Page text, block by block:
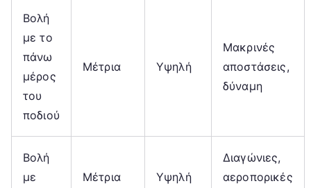
Βολή
με το
πάνω
μέρος
του
ποδιού
Μέτρια Υψηλή
Μακρινές
αποστάσεις,
δύναμη
Βολή
με
Μέτρια Υψηλή
Διαγώνιες,
αεροπορικές